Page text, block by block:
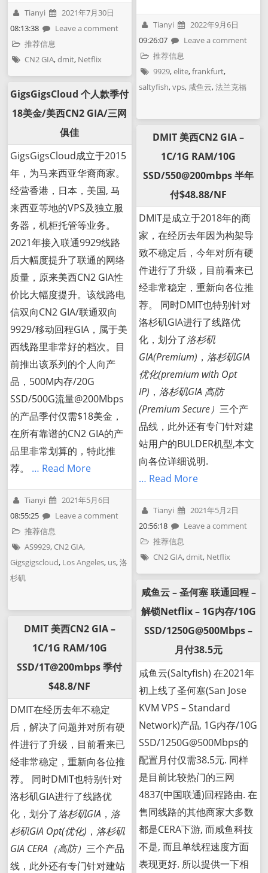
Tianyi
2021年7月30日
08:13:38
Leave a comment
推荐信息
CN2 GIA,dmit, Netflix
GigsGigsCloud 个人款季付
18美金/美西CN2 GIA/三网
俱佳
GigsGigsCloud成立于2015
年，为马来西亚华裔商家。
经营香港，日本，美国, 马
来西亚等地的VPS及独立服
务器，机柜托管等业务。
2021年接入联通9929线路
后大幅度提升了联通的网络
质量，原来美西CN2 GIA性
价比大幅度提升。该线路电
信双向CN2 GIA/联通双向
9929/移动回程GIA，属于美
西线路里非常好的档次。目
前推出该系列的个人向产
品，500M内存/20G
SSD/500G流量@200Mbps
的产品季付仅需$18美金，
在所有靠谱的CN2 GIA的产
品里非常划算的，特此推
荐。 … Read More
Tianyi
2021年5月6日
08:55:25
Leave a comment
推荐信息
AS9929, CN2 GIA,
Gigsgigscloud, Los Angeles, us,洛
杉矶
DMIT 美西CN2 GIA –
1C/1G RAM/10G
SSD/1T@200mbps 季付
$48.8/NF
DMIT在经历去年不稳定
后，解决了问题并对所有硬
件进行了升级，目前看来已
经非常稳定，重新向各位推
荐。 同时DMIT也特别针对
洛杉矶GIA进行了线路优
化，划分了洛杉矶GIA ， 洛
杉矶GIA Opt(优化) ， 洛杉矶
GIA CERA（高防）三个产品
线，此外还有专门针对建站
Tianyi
2022年9月6日
09:26:07
Leave a comment
推荐信息
9929,elite,frankfurt,
saltyfish,vps, 咸鱼云,法兰克福
DMIT 美西CN2 GIA –
1C/1G RAM/10G
SSD/550@200mbps 半年
付$48.88/NF
DMIT是成立于2018年的商
家，在经历去年因为构架导
致不稳定后，今年对所有硬
件进行了升级，目前看来已
经非常稳定，重新向各位推
荐。 同时DMIT也特别针对
洛杉矶GIA进行了线路优
化，划分了洛杉矶
GIA(Premium) ， 洛杉矶GIA
优化(premium with Opt
IP) ， 洛杉矶GIA 高防
(Premium Secure）三个产
品线，此外还有专门针对建
站用户的BULDER机型,本文
向各位详细说明.
… Read More
Tianyi
2021年5月2日
20:56:18
Leave a comment
推荐信息
CN2 GIA,dmit, Netflix
咸鱼云 – 圣何塞 联通回程 –
解锁Netflix – 1G内存/10G
SSD/1250G@500Mbps –
月付38.5元
咸鱼云(Saltyfish) 在2021年
初上线了圣何塞(San Jose
KVM VPS – Standard
Network)产品, 1G内存/10G
SSD/1250G@500Mbps的
配置月付仅需38.5元. 同样
是目前比较热门的三网
4837(中国联通)回程路由. 在
售同线路的其他商家大多数
都是CERA下游, 而咸鱼科技
不是, 而且单线程速度方面
表现更好. 所以提供一下相